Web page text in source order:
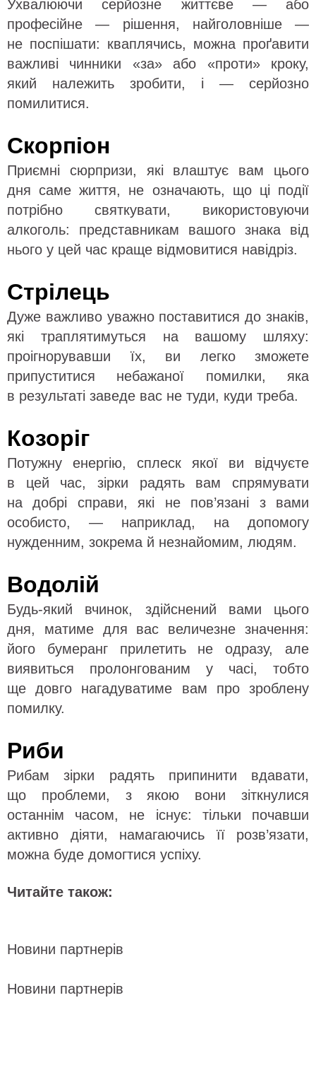
Ухвалюючи серйозне життєве — або
професійне — рішення, найголовніше —
не поспішати: кваплячись, можна проґавити
важливі чинники «за» або «проти» кроку,
який належить зробити, і — серйозно
помилитися.
Скорпіон
Приємні сюрпризи, які влаштує вам цього
дня саме життя, не означають, що ці події
потрібно святкувати, використовуючи
алкоголь: представникам вашого знака від
нього у цей час краще відмовитися навідріз.
Стрілець
Дуже важливо уважно поставитися до знаків,
які траплятимуться на вашому шляху:
проігнорувавши їх, ви легко зможете
припуститися небажаної помилки, яка
в результаті заведе вас не туди, куди треба.
Козоріг
Потужну енергію, сплеск якої ви відчуєте
в цей час, зірки радять вам спрямувати
на добрі справи, які не пов’язані з вами
особисто, — наприклад, на допомогу
нужденним, зокрема й незнайомим, людям.
Водолій
Будь-який вчинок, здійснений вами цього
дня, матиме для вас величезне значення:
його бумеранг прилетить не одразу, але
виявиться пролонгованим у часі, тобто
ще довго нагадуватиме вам про зроблену
помилку.
Риби
Рибам зірки радять припинити вдавати,
що проблеми, з якою вони зіткнулися
останнім часом, не існує: тільки почавши
активно діяти, намагаючись її розв’язати,
можна буде домогтися успіху.
Читайте також:
Новини партнерів
Новини партнерів